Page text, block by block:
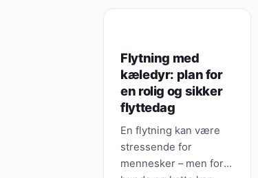
Flytning med
kæledyr: plan for
en rolig og sikker
flyttedag
En flytning kan være
stressende for
mennesker – men for